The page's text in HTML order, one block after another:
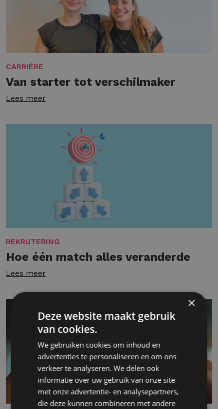
CARRIÈRE
Van starter tot verschilmaker
Lees meer
REKRUTERING
Hoe één match alles veranderde
Lees meer
×
Deze website maakt gebruik
van cookies.
We gebruiken cookies om inhoud en
advertenties te personaliseren en om ons
verkeer te analyseren. We delen ook
informatie over uw gebruik van onze site
met onze advertentie- en analysepartners,
die deze kunnen combineren met andere